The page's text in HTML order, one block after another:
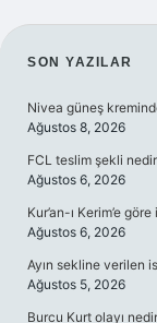
SON YAZILAR
Nivea güneş
Ağustos 8, 2026
FCL teslim şekli
Ağustos 6, 2026
Kur’an-ı Kerim’e
Ağustos 6, 2026
Ayın sekline verilen
Ağustos 5, 2026
Burcu Kurt olayı